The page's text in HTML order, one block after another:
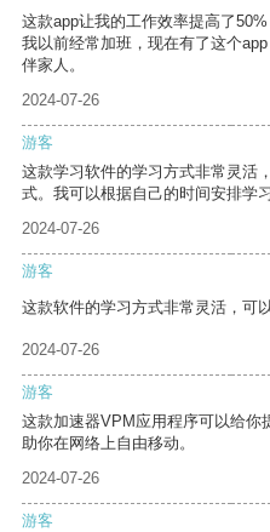
这款app让我的工作效率提高了
我以前经常加班，现在有了这个
伴家人。
2024-07-26
游客
这款学习软件的学习方式非常灵活
式。我可以根据自己的时间安排学习
2024-07-26
游客
这款软件的学习方式非常灵活，可
2024-07-26
游客
这款加速器VPM应用程序可以给你
助你在网络上自由移动。
2024-07-26
游客